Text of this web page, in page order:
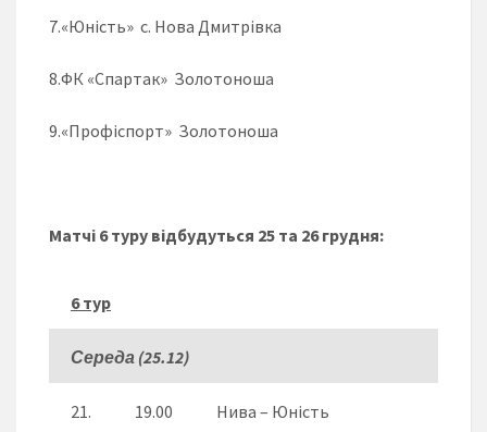
7.«Юність» с. Нова Дмитрівка
8.ФК «Спартак» Золотоноша
9.«Профіспорт» Золотоноша
Матчі 6 туру відбудуться 25 та 26 грудня:
6 тур
Середа (25.12)
21. 19.00 Нива – Юність